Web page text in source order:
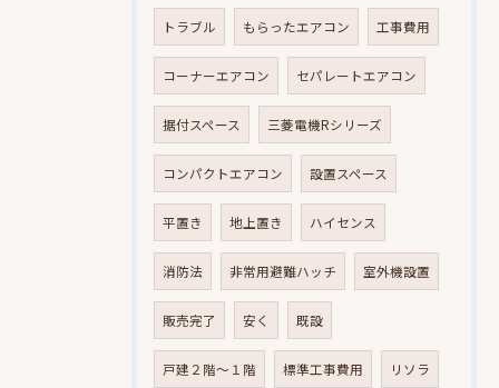
トラブル もらったエアコン 工事費用
コーナーエアコン セパレートエアコン
据付スペース 三菱電機Rシリーズ
コンパクトエアコン 設置スペース
平置き 地上置き ハイセンス
消防法 非常用避難ハッチ 室外機設置
販売完了 安く 既設
戸建２階～１階 標準工事費用 リソラ